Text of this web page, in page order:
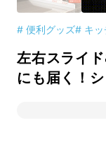
# 便利グッズ# キッ
左右スライ
にも届く！